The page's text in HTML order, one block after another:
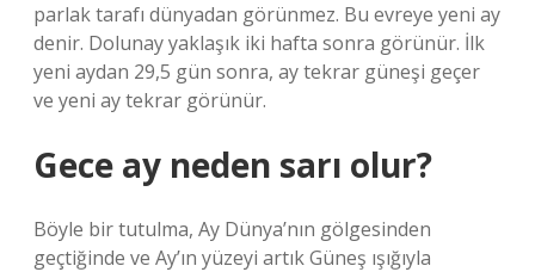
parlak tarafı dünyadan görünmez. Bu evreye yeni ay
denir. Dolunay yaklaşık iki hafta sonra görünür. İlk
yeni aydan 29,5 gün sonra, ay tekrar güneşi geçer
ve yeni ay tekrar görünür.
Gece ay neden sarı olur?
Böyle bir tutulma, Ay Dünya’nın gölgesinden
geçtiğinde ve Ay’ın yüzeyi artık Güneş ışığıyla